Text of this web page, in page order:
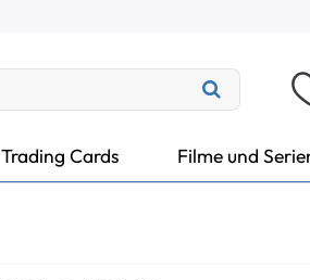
Trading Cards Filme und